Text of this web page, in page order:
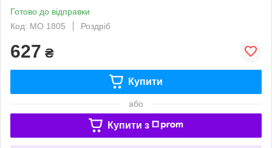
Готово до відправки
Код: MO 1805
Роздріб
627 ₴
Купити
або
Купити з